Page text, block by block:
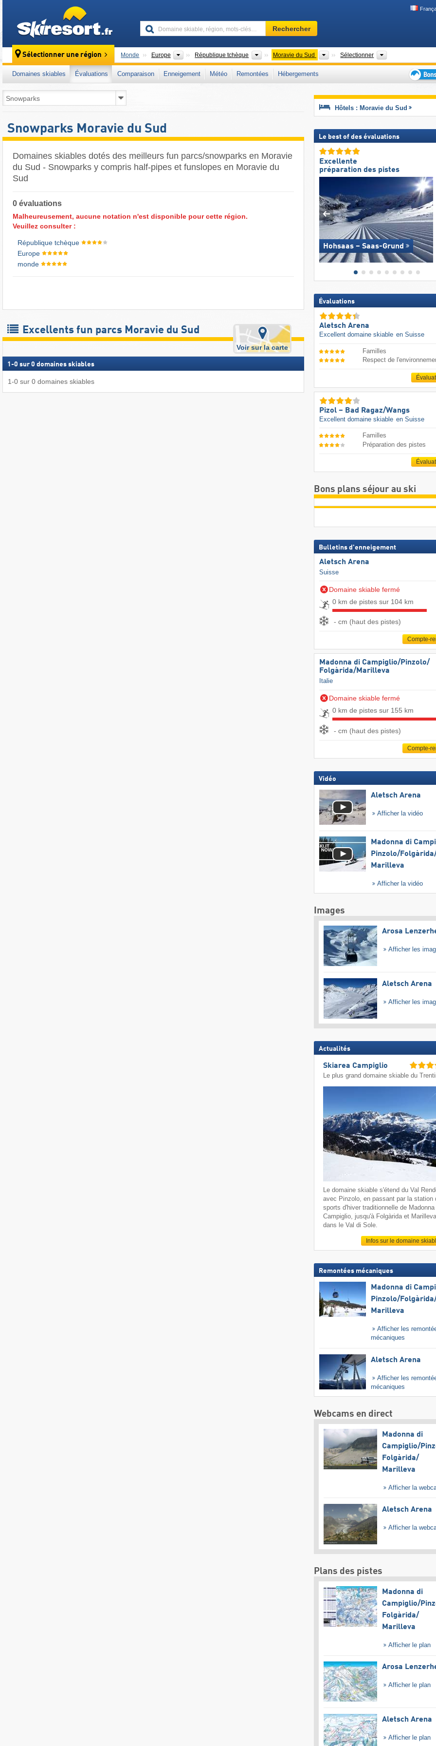
Domaine
skiable,
mots-
clés…
Rechercher
Sélectionner une région Monde Europe Continents
République tchèque PaysMoravie du Sud Régions
Sélectionner
Domaines skiables Évaluations Comparaison Enneigement Météo Remontées
Hébergements
plans
séjour
Snowparks Moravie du Sud
Domaines skiables dotés des meilleurs fun parcs/snowparks en Moravie
du Sud - Snowparks y compris half-pipes et funslopes en Moravie du
Sud
0 évaluations
Malheureusement, aucune notation n'est disponible pour cette région.
Veuillez consulter :
République tchèque
Europe
monde
Excellents fun parcs Moravie du Sud
Voir sur la carte
1 -0 sur0 domaines skiables
1-0 sur 0 domaines skiables
Hôtels : Moravie du Sud
Le best of des évaluations
Excellente
préparation des pistes
Hohsaas – Saas-Grund
Évaluations
Aletsch Arena
Excellent domaine skiable en Suisse
Familles
Respect de
Pizol – Bad Ragaz/​Wangs
Excellent domaine skiable en Suisse
Familles
Préparation des pistes
Bons plans séjour au ski
Bulletins d'enneigement
Aletsch Arena
Suisse
Domaine skiable fermé
0 km de pistes sur 104 km
- cm (haut des pistes)
Compte-
Madonna di Campiglio/​Pinzolo/​
Folgàrida/​Marilleva
Italie
Domaine skiable fermé
0 km de pistes sur 155 km
- cm (haut des pistes)
Compte-
Vidéo
Aletsch Arena
Afficher la vidéo
Madonna di
Pinzolo/​
Marilleva
Afficher la vidéo
Images
Arosa
Afficher les
Aletsch Arena
Afficher les
Actualités
Skiarea Campiglio
Le plus grand domaine skiable du
Le domaine skiable s'étend du Val
avec Pinzolo, en passant par la station
sports d'hiver traditionnelle de Madonna
Campiglio, jusqu'à Folgàrida et
dans le Val di Sole.
Infos sur le domaine
Remontées mécaniques
Madonna di
Pinzolo/​
Marilleva
Afficher les
mécaniques
Aletsch Arena
Afficher les
mécaniques
Webcams en direct
Madonna di
Campiglio/​
Folgàrida/​
Marilleva
Afficher la
Aletsch Arena
Afficher la
Plans des pistes
Madonna di
Campiglio/​
Folgàrida/​
Marilleva
Afficher le plan
Arosa
Afficher le plan
Aletsch Arena
Afficher le plan